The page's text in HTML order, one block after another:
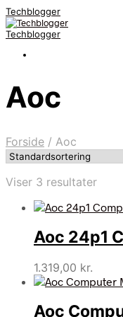
Techblogger
Techblogger
Aoc
Forside / Aoc
Viser 3 resultater
Aoc 24p1
1.319,00 kr.
Aoc